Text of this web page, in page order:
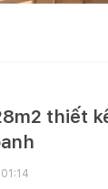
thiết